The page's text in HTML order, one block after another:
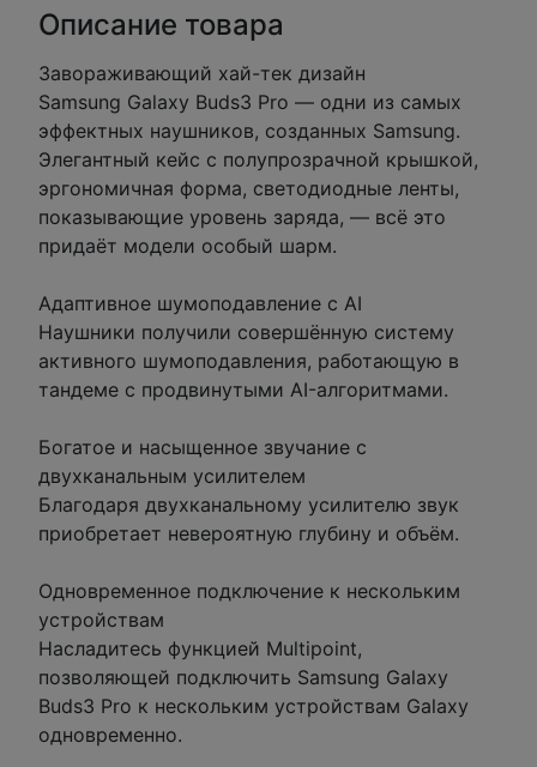
Описание товара
Завораживающий хай-тек дизайн
Samsung Galaxy Buds3 Pro — одни из самых
эффектных наушников, созданных Samsung.
Элегантный кейс с полупрозрачной крышкой,
эргономичная форма, светодиодные ленты,
показывающие уровень заряда, — всё это
придаёт модели особый шарм.
Адаптивное шумоподавление с AI
Наушники получили совершённую систему
активного шумоподавления, работающую в
тандеме с продвинутыми AI-алгоритмами.
Богатое и насыщенное звучание с
двухканальным усилителем
Благодаря двухканальному усилителю звук
приобретает невероятную глубину и объём.
Одновременное подключение к нескольким
устройствам
Насладитесь функцией Multipoint,
позволяющей подключить Samsung Galaxy
Buds3 Pro к нескольким устройствам Galaxy
одновременно.